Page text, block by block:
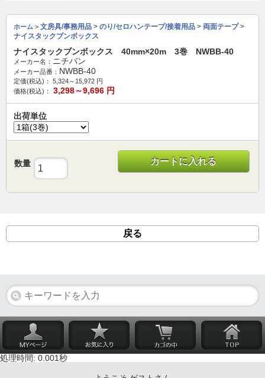
ホーム > 文房具/事務用品 > のり/セロハンテープ/接着用品 > 両面テープ>
ナイスタックブンボックス
ナイスタックブンボックス 40mm×20m 3巻 NWBB-40
メーカー名： ニチバン
メーカー品番： NWBB-40
定価(税込)： 5,324～15,972 円
価格(税込)：
3,298～9,696 円
出荷単位
数量 カートに入れる
戻る
処理時間: 0.001秒